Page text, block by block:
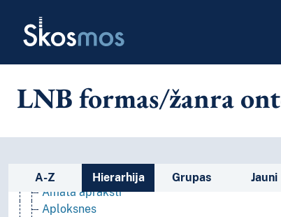
Skosmos
LNB formas/žanra
Sānjoslas saraksts:
A-Z Hierarhija Grupas Jauni
Sīkdarbi
Amata apraksti
Aploksnes